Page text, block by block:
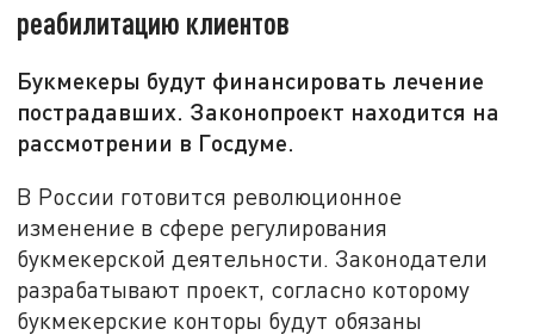
реабилитацию клиентов
Букмекеры будут финансировать лечение
пострадавших. Законопроект находится на
рассмотрении в Госдуме.
В России готовится революционное
изменение в сфере регулирования
букмекерской деятельности. Законодатели
разрабатывают проект, согласно которому
букмекерские конторы будут обязаны